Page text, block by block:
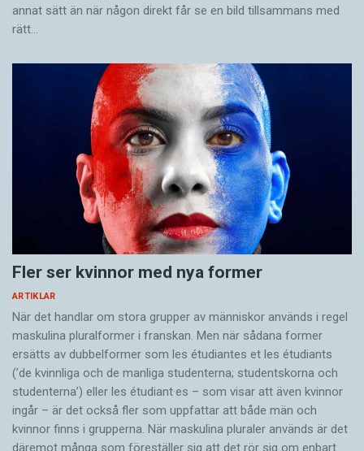
annat sätt än när någon direkt får se en bild tillsammans med
rätt…
Fler ser kvinnor med nya former
ARTIKLAR
När det handlar om stora grupper av människor används i regel
maskulina pluralformer i franskan. Men när sådana ­former
ersätts av dubbel­former som les étudiantes et les étudiants
(’de kvinnliga och de manliga studenterna; studentskorna och
studenterna’) eller les étudiant·es – som visar att även kvinnor
ingår – är det också fler som uppfattar att både män och
kvinnor finns i grupperna. När maskulina pluraler används är det
där­emot många som föreställer sig att det rör sig om enbart